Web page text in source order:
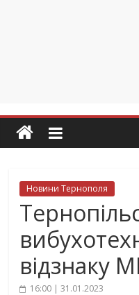
Новини Тернополя
відзнаку
16:00 | 31.01.2023